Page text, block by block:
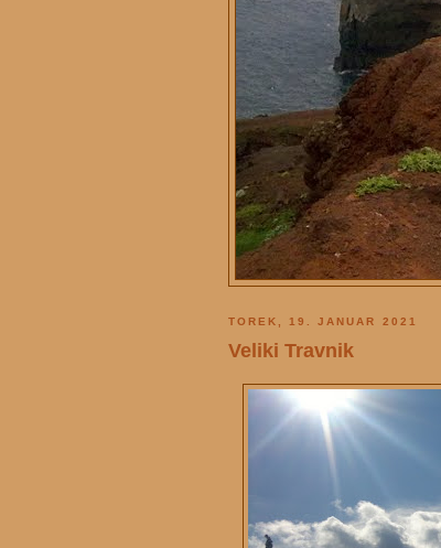
TOREK, 19. JANUAR 2021
Veliki Travnik